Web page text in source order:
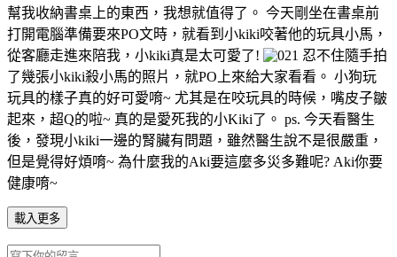
幫我收納書桌上的東西，我想就值得了。 今天剛坐在書桌前
打開電腦準備要來PO文時，就看到小kiki咬著他的玩具小馬，
從客廳走進來陪我，小kiki真是太可愛了!
忍不住隨手拍
了幾張小kiki殺小馬的照片，就PO上來給大家看看。 小狗玩
玩具的樣子真的好可愛唷~ 尤其是在咬玩具的時候，嘴皮子皺
起來，超Q的啦~ 真的是愛死我的小Kiki了。 ps. 今天看醫生
後，發現小kiki一邊的腎臟有問題，雖然醫生說不是很嚴重，
但是覺得好煩唷~ 為什麼我的Aki要這麼多災多難呢? Aki你要
健康唷~
載入更多